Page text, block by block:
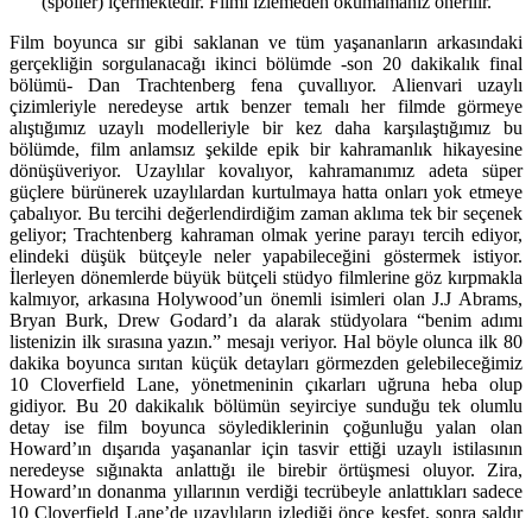
Film boyunca sır gibi saklanan ve tüm yaşananların arkasındaki
gerçekliğin sorgulanacağı ikinci bölümde -son 20 dakikalık final
bölümü- Dan Trachtenberg fena çuvallıyor. Alienvari uzaylı
çizimleriyle neredeyse artık benzer temalı her filmde görmeye
alıştığımız uzaylı modelleriyle bir kez daha karşılaştığımız bu
bölümde, film anlamsız şekilde epik bir kahramanlık hikayesine
dönüşüveriyor. Uzaylılar kovalıyor, kahramanımız adeta süper
güçlere bürünerek uzaylılardan kurtulmaya hatta onları yok etmeye
çabalıyor. Bu tercihi değerlendirdiğim zaman aklıma tek bir seçenek
geliyor; Trachtenberg kahraman olmak yerine parayı tercih ediyor,
elindeki düşük bütçeyle neler yapabileceğini göstermek istiyor.
İlerleyen dönemlerde büyük bütçeli stüdyo filmlerine göz kırpmakla
kalmıyor, arkasına Holywood’un önemli isimleri olan J.J Abrams,
Bryan Burk, Drew Godard’ı da alarak stüdyolara “benim adımı
listenizin ilk sırasına yazın.” mesajı veriyor. Hal böyle olunca ilk 80
dakika boyunca sırıtan küçük detayları görmezden gelebileceğimiz
10 Cloverfield Lane, yönetmeninin çıkarları uğruna heba olup
gidiyor. Bu 20 dakikalık bölümün seyirciye sunduğu tek olumlu
detay ise film boyunca söylediklerinin çoğunluğu yalan olan
Howard’ın dışarıda yaşananlar için tasvir ettiği uzaylı istilasının
neredeyse sığınakta anlattığı ile birebir örtüşmesi oluyor. Zira,
Howard’ın donanma yıllarının verdiği tecrübeyle anlattıkları sadece
10 Cloverfield Lane’de uzaylıların izlediği önce keşfet, sonra saldır